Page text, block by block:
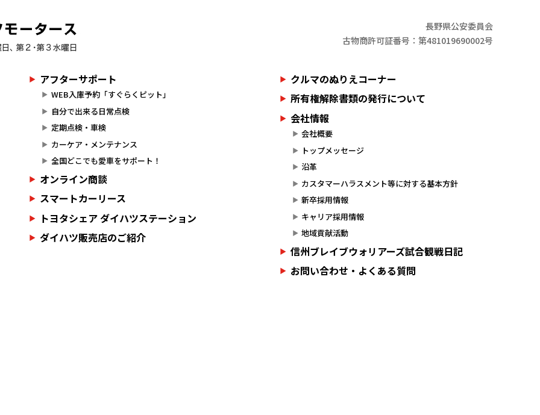
長野県公安委員会
古物商許可証番号：第481019690002号
アフターサポート
WEB入庫予約「すぐらくピット」
自分で出来る日常点検
定期点検・車検
カーケア・メンテナンス
全国どこでも愛車をサポート！
オンライン商談
スマートカーリース
トヨタシェア ダイハツステーション
ダイハツ販売店のご紹介
クルマのぬりえコーナー
所有権解除書類の発行について
会社情報
会社概要
トップメッセージ
沿革
カスタマーハラスメント等に対する基本方針
新卒採用情報
キャリア採用情報
地域貢献活動
信州ブレイブウォリアーズ試合観戦日記
お問い合わせ・よくある質問